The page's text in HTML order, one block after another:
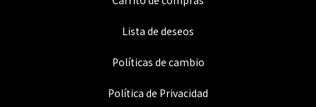
Lista de deseos
Políticas de cambio
Política de Privacidad